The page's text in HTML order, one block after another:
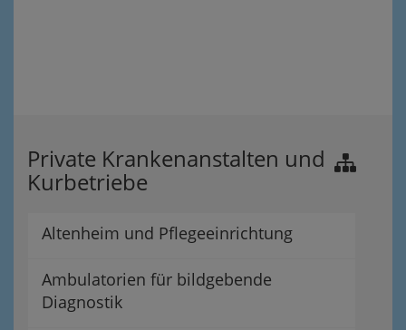
Private Krankenanstalten und
Kurbetriebe
Altenheim und Pflegeeinrichtung
Ambulatorien für bildgebende
Diagnostik